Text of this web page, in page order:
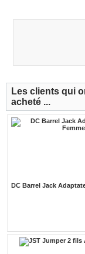
Les clients qui
acheté ...
DC Barrel Jack